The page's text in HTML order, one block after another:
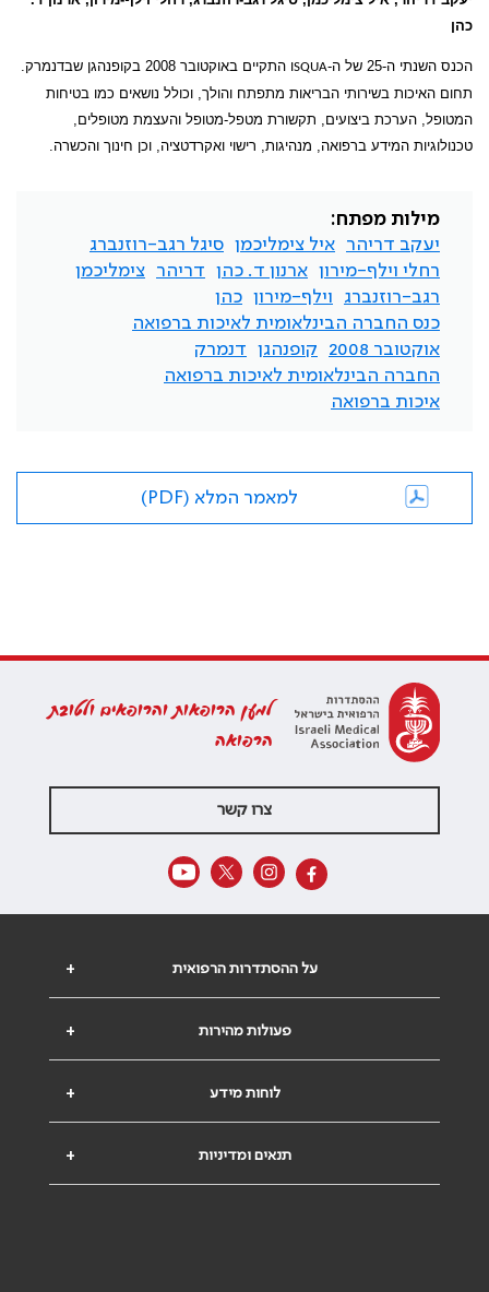
כהן
הכנס השנתי ה-25 של ה- ISQUA
התקיים באוקטובר 2008 בקופנהגן שבדנמרק.
תחום האיכות בשירותי הבריאות מתפתח והולך, וכולל נושאים כמו בטיחות
המטופל, הערכת ביצועים, תקשורת מטפל-מטופל והעצמת מטופלים,
טכנולוגיות המידע ברפואה, מנהיגות, רישוי ואקרדטציה, וכן חינוך והכשרה.
מילות מפתח:
יעקב דריהר
איל צימליכמן סיגל רגב-רוזנברג
רחלי וילף-מירון ארנון ד. כהן דריהר
צימליכמן
רגב-רוזנברג
וילף-מירון כהן
כנס החברה הבינלאומית לאיכות ברפואה
אוקטובר 2008
קופנהגן
דנמרק
החברה הבינלאומית לאיכות ברפואה
איכות ברפואה
למאמר המלא (PDF)
למען הרופאות והרופאים ולטובת
הרפואה
צרו קשר
+ על ההסתדרות הרפואית
+ פעולות מהירות
+ לוחות מידע
+ תנאים ומדיניות